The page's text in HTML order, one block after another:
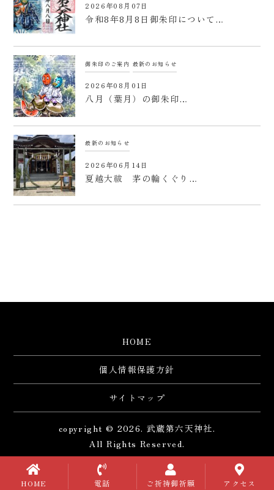
2026年08月07日
令和8年8月8日御朱印について…
御朱印のご案内 最新のお知らせ
2026年08月01日
八月（葉月）の御朱印…
最新のお知らせ
2026年06月14日
夏越大祓 茅の輪くぐり…
HOME
個人情報保護方針
サイトマップ
copyright © 2026. 武蔵第六天神社.
All Rights Reserved.
HOME 電話 ご祈祷御祈願 アクセス